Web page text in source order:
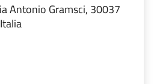
Antonio Gramsci, 30037